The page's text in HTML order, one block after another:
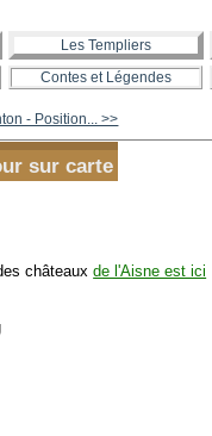
Les Templiers
Contes et Légendes
- Position... >>
sur carte
châteauxde l'Aisne est ici